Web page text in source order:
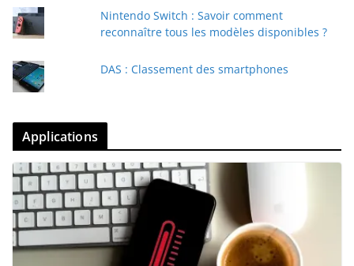
Nintendo Switch : Savoir comment
reconnaître tous les modèles disponibles ?
DAS : Classement des smartphones
Applications